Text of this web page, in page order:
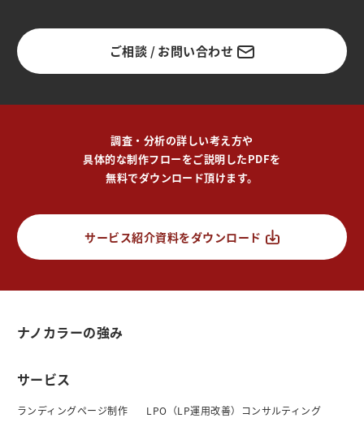
ご相談 / お問い合わせ
調査・分析の詳しい考え方や
具体的な制作フローをご説明したPDFを
無料でダウンロード頂けます。
サービス紹介資料をダウンロード
ナノカラーの強み
サービス
ランディングページ制作 LPO（LP運用改善）コンサルティング